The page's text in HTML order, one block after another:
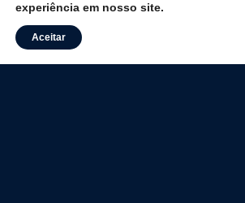
experiência em nosso site.
Aceitar